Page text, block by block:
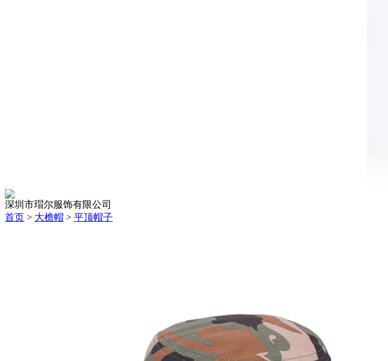
深圳市瑁尔服饰有限公司
首页 > 大檐帽 > 平顶帽子